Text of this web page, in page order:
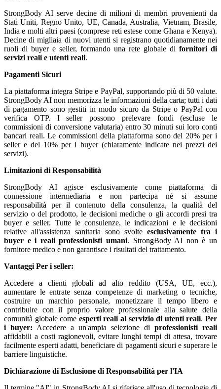
StrongBody AI serve decine di milioni di membri provenienti da
Stati Uniti, Regno Unito, UE, Canada, Australia, Vietnam, Brasile,
India e molti altri paesi (comprese reti estese come Ghana e Kenya).
Decine di migliaia di nuovi utenti si registrano quotidianamente nei
ruoli di buyer e seller, formando una rete globale di fornitori di
servizi reali e utenti reali.
Pagamenti Sicuri
La piattaforma integra Stripe e PayPal, supportando più di 50 valute.
StrongBody AI non memorizza le informazioni della carta; tutti i dati
di pagamento sono gestiti in modo sicuro da Stripe o PayPal con
verifica OTP. I seller possono prelevare fondi (escluse le
commissioni di conversione valutaria) entro 30 minuti sui loro conti
bancari reali. Le commissioni della piattaforma sono del 20% per i
seller e del 10% per i buyer (chiaramente indicate nei prezzi dei
servizi).
Limitazioni di Responsabilità
StrongBody AI agisce esclusivamente come piattaforma di
connessione intermediaria e non partecipa né si assume
responsabilità per il contenuto della consulenza, la qualità del
servizio o del prodotto, le decisioni mediche o gli accordi presi tra
buyer e seller. Tutte le consulenze, le indicazioni e le decisioni
relative all'assistenza sanitaria sono svolte esclusivamente tra i
buyer e i reali professionisti umani. StrongBody AI non è un
fornitore medico e non garantisce i risultati del trattamento.
Vantaggi Per i seller:
Accedere a clienti globali ad alto reddito (USA, UE, ecc.),
aumentare le entrate senza competenze di marketing o tecniche,
costruire un marchio personale, monetizzare il tempo libero e
contribuire con il proprio valore professionale alla salute della
comunità globale come esperti reali al servizio di utenti reali.Per
i buyer: Accedere a un'ampia selezione di professionisti reali
affidabili a costi ragionevoli, evitare lunghi tempi di attesa, trovare
facilmente esperti adatti, beneficiare di pagamenti sicuri e superare le
barriere linguistiche.
Dichiarazione di Esclusione di Responsabilità per l'IA